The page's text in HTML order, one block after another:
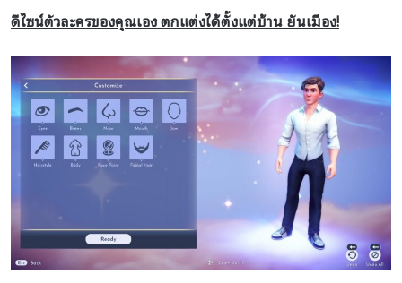
ดีไซน์ตัวละครของคุณเอง ตกแต่งได้ตั้งแต่บ้าน ยันเมือง!